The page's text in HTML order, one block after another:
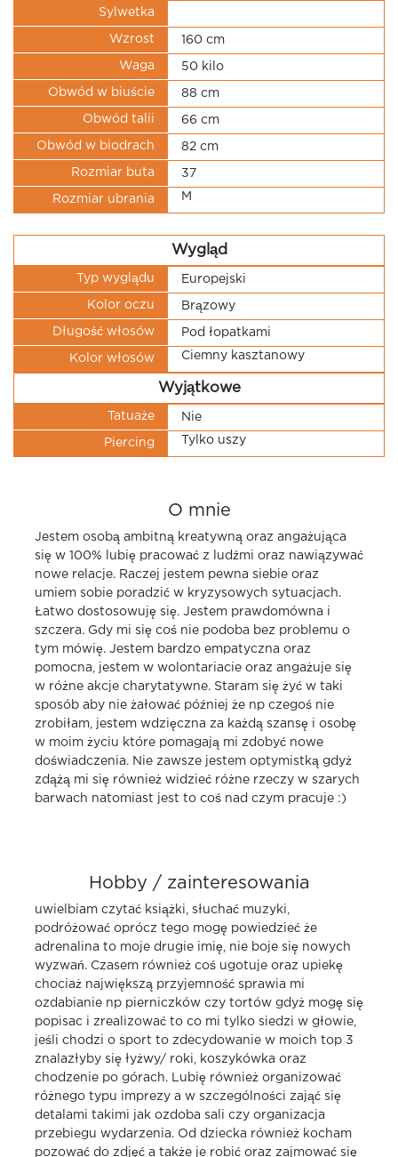
Sylwetka
Wzrost 160 cm
Waga 50 kilo
Obwód w biuście 88 cm
Obwód talii 66 cm
Obwód w biodrach 82 cm
Rozmiar buta 37
Rozmiar ubrania M
Wygląd
Typ wyglądu Europejski
Kolor oczu Brązowy
Długość włosów Pod łopatkami
Kolor włosów Ciemny kasztanowy
Wyjątkowe
Tatuaże Nie
Piercing Tylko uszy
O mnie
Jestem osobą ambitną kreatywną oraz angażująca
się w 100% lubię pracować z ludźmi oraz nawiązywać
nowe relacje. Raczej jestem pewna siebie oraz
umiem sobie poradzić w kryzysowych sytuacjach.
Łatwo dostosowuję się. Jestem prawdomówna i
szczera. Gdy mi się coś nie podoba bez problemu o
tym mówię. Jestem bardzo empatyczna oraz
pomocna, jestem w wolontariacie oraz angażuje się
w różne akcje charytatywne. Staram się żyć w taki
sposób aby nie żałować później że np czegoś nie
zrobiłam, jestem wdzięczna za każdą szansę i osobę
w moim życiu które pomagają mi zdobyć nowe
doświadczenia. Nie zawsze jestem optymistką gdyż
zdążą mi się również widzieć różne rzeczy w szarych
barwach natomiast jest to coś nad czym pracuje :)
Hobby / zainteresowania
uwielbiam czytać książki, słuchać muzyki,
podróżować oprócz tego mogę powiedzieć że
adrenalina to moje drugie imię, nie boje się nowych
wyzwań. Czasem również coś ugotuje oraz upiekę
chociaż największą przyjemność sprawia mi
ozdabianie np pierniczków czy tortów gdyż mogę się
popisac i zrealizować to co mi tylko siedzi w głowie,
jeśli chodzi o sport to zdecydowanie w moich top 3
znalazłyby się łyżwy/ roki, koszykówka oraz
chodzenie po górach. Lubię również organizować
różnego typu imprezy a w szczególności zająć się
detalami takimi jak ozdoba sali czy organizacja
przebiegu wydarzenia. Od dziecka również kocham
pozować do zdjęć a także je robić oraz zajmować się